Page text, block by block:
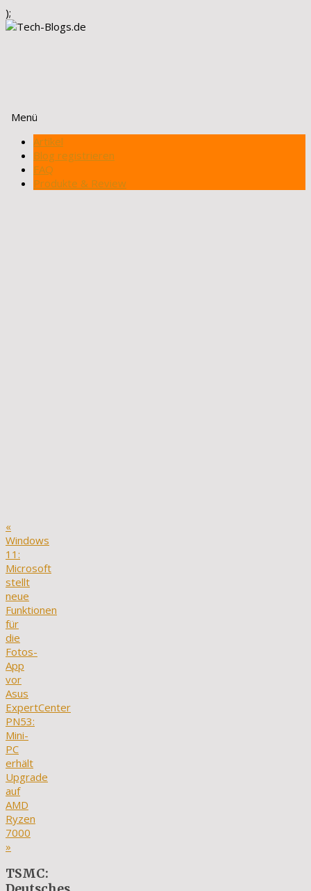
);
Menü
Zum
Inhalt
springen
Artikel
Blog registrieren
FAQ
Produkte & Review
«
Windows
11:
Microsoft
stellt
neue
Funktionen
für
die
Fotos-
App
vor
Asus
ExpertCenter
PN53:
Mini-
PC
erhält
Upgrade
auf
AMD
Ryzen
7000
»
TSMC: